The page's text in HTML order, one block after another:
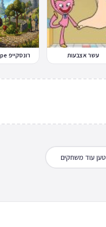
עשר אצבעות רונסקייפ RuneScape
טען עוד משחקים